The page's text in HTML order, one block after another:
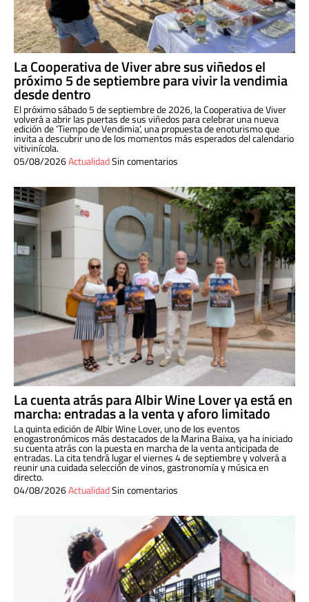
La Cooperativa de Viver abre sus viñedos el
próximo 5 de septiembre para vivir la vendimia
desde dentro
El próximo sábado 5 de septiembre de 2026, la Cooperativa de Viver
volverá a abrir las puertas de sus viñedos para celebrar una nueva
edición de ‘Tiempo de Vendimia’, una propuesta de enoturismo que
invita a descubrir uno de los momentos más esperados del calendario
vitivinícola.
05/08/2026ActualidadSin comentarios
La cuenta atrás para Albir Wine Lover ya está en
marcha: entradas a la venta y aforo limitado
La quinta edición de Albir Wine Lover, uno de los eventos
enogastronómicos más destacados de la Marina Baixa, ya ha iniciado
su cuenta atrás con la puesta en marcha de la venta anticipada de
entradas. La cita tendrá lugar el viernes 4 de septiembre y volverá a
reunir una cuidada selección de vinos, gastronomía y música en
directo.
04/08/2026ActualidadSin comentarios